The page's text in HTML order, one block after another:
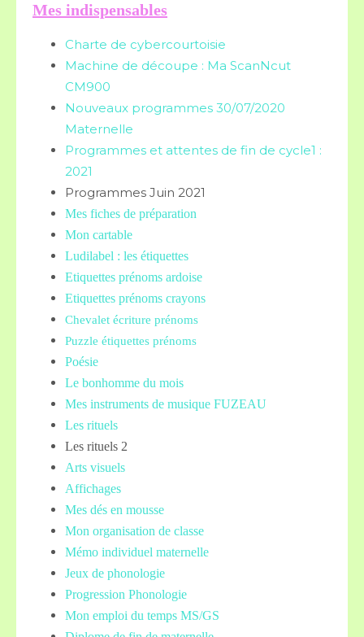
Mes indispensables
Charte de cybercourtoisie
Machine de découpe : Ma ScanNcut
CM900
Nouveaux programmes 30/07/2020
Maternelle
Programmes et attentes de fin de cycle1 :
2021
Programmes Juin 2021
Mes fiches de préparation
Mon cartable
Ludilabel : les étiquettes
Etiquettes prénoms ardoise
Etiquettes prénoms crayons
Chevalet écriture prénoms
Puzzle étiquettes prénoms
Poésie
Le bonhomme du mois
Mes instruments de musique FUZEAU
Les rituels
Les rituels 2
Arts visuels
Affichages
Mes dés en mousse
Mon organisation de classe
Mémo individuel maternelle
Jeux de phonologie
Progression Phonologie
Mon emploi du temps MS/GS